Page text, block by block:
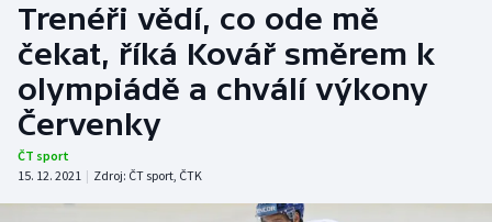
ME v plavání
Fotbal
Hokej
Trenéři vědí, co ode mě
čekat, říká Kovář směrem k
olympiádě a chválí výkony
Červenky
ČT sport
15. 12. 2021 | Zdroj: ČT sport, ČTK